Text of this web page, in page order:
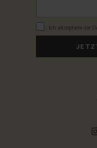
Ich akzeptiere die